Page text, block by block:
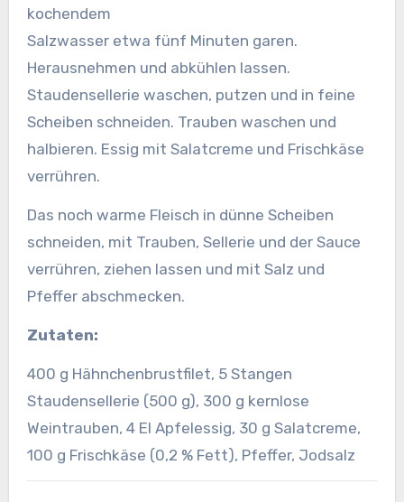
kochendem
Salzwasser etwa fünf Minuten garen.
Herausnehmen und abkühlen lassen.
Staudensellerie waschen, putzen und in feine
Scheiben schneiden. Trauben waschen und
halbieren. Essig mit Salatcreme und Frischkäse
verrühren.
Das noch warme Fleisch in dünne Scheiben
schneiden, mit Trauben, Sellerie und der Sauce
verrühren, ziehen lassen und mit Salz und
Pfeffer abschmecken.
Zutaten:
400 g Hähnchenbrustfilet, 5 Stangen
Staudensellerie (500 g), 300 g kernlose
Weintrauben, 4 El Apfelessig, 30 g Salatcreme,
100 g Frischkäse (0,2 % Fett), Pfeffer, Jodsalz